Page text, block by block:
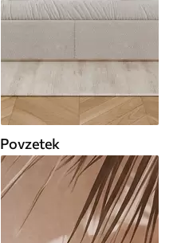
Povzetek